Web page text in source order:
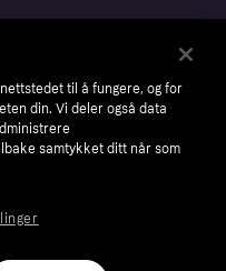
til å fungere, og for
din. Vi deler også data
samtykket ditt når som